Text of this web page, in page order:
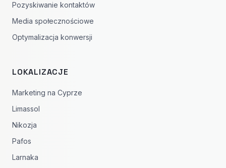
Pozyskiwanie kontaktów
Media społecznościowe
Optymalizacja konwersji
LOKALIZACJE
Marketing na Cyprze
Limassol
Nikozja
Pafos
Larnaka